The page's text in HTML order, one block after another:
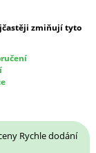
zmiňují tyto
Rychle dodání